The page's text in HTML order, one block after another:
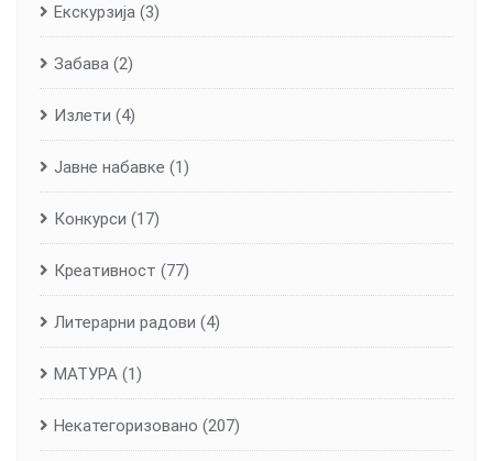
Екскурзија (3)
Забава (2)
Излети (4)
Јавне набавке (1)
Конкурси (17)
Креативност (77)
Литерарни радови (4)
МАТУРА (1)
Некатегоризовано (207)